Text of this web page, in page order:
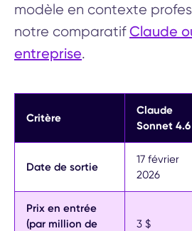
modèle en contexte
notre comparatifClaude
entreprise.
Critère
Claude
Sonnet 4.6
Date de sortie
17 février
2026
Prix en entrée
(par million de
3 $